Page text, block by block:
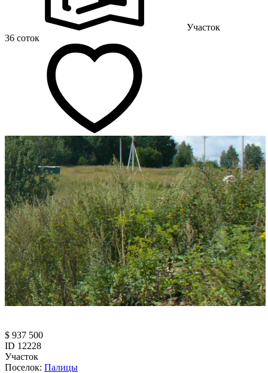
Участок
36 соток
$ 937 500
ID 12228
Участок
Поселок: Палицы